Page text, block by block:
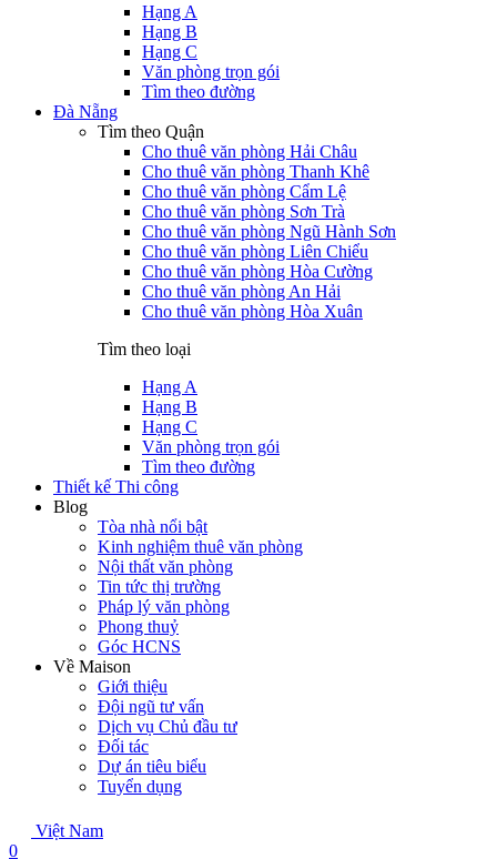
Hạng A
Hạng B
Hạng C
Văn phòng trọn gói
Tìm theo đường
Đà Nẵng
Tìm theo Quận
Cho thuê văn phòng Hải Châu
Cho thuê văn phòng Thanh Khê
Cho thuê văn phòng Cẩm Lệ
Cho thuê văn phòng Sơn Trà
Cho thuê văn phòng Ngũ Hành Sơn
Cho thuê văn phòng Liên Chiểu
Cho thuê văn phòng Hòa Cường
Cho thuê văn phòng An Hải
Cho thuê văn phòng Hòa Xuân
Tìm theo loại
Hạng A
Hạng B
Hạng C
Văn phòng trọn gói
Tìm theo đường
Thiết kế Thi công
Blog
Tòa nhà nổi bật
Kinh nghiệm thuê văn phòng
Nội thất văn phòng
Tin tức thị trường
Pháp lý văn phòng
Phong thuỷ
Góc HCNS
Về Maison
Giới thiệu
Đội ngũ tư vấn
Dịch vụ Chủ đầu tư
Đối tác
Dự án tiêu biểu
Tuyển dụng
Việt Nam
0